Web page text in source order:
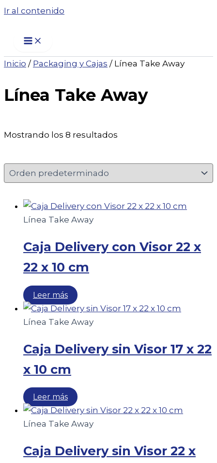
Ir al contenido
Inicio / Packaging y Cajas / Línea Take Away
Línea Take Away
Mostrando los 8 resultados
Línea Take Away
Caja Delivery con Visor 22 x
22 x 10 cm
Leer más
Línea Take Away
Caja Delivery sin Visor 17 x 22
x 10 cm
Leer más
Línea Take Away
Caja Delivery sin Visor 22 x